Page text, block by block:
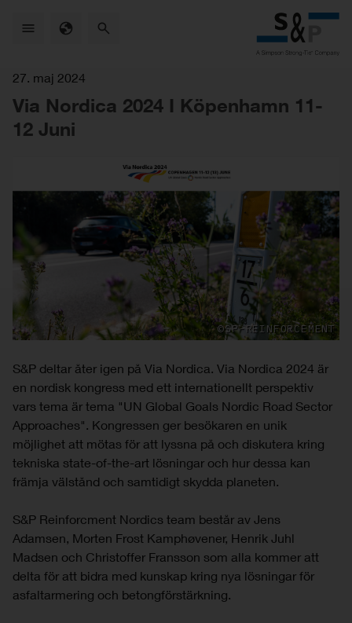
27. maj 2024
Via Nordica 2024 I Köpenhamn 11-
12 Juni
©SP-REINFORCEMENT
S&P deltar åter igen på Via Nordica. Via Nordica 2024 är
en nordisk kongress med ett internationellt perspektiv
vars tema är tema "UN Global Goals Nordic Road Sector
Approaches". Kongressen ger besökaren en unik
möjlighet att mötas för att lyssna på och diskutera kring
tekniska state-of-the-art lösningar och hur dessa kan
främja välstånd och samtidigt skydda planeten.
S&P Reinforcment Nordics team består av Jens
Adamsen, Morten Frost Kamphøvener, Henrik Juhl
Madsen och Christoffer Fransson som alla kommer att
delta för att bidra med kunskap kring nya lösningar för
asfaltarmering och betongförstärkning.